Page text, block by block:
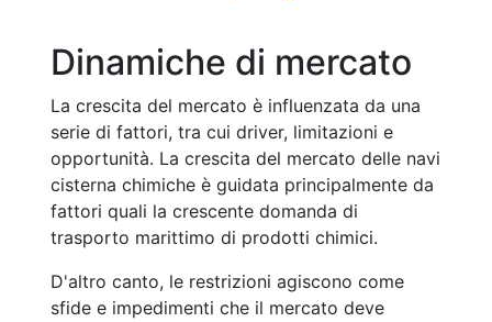
Dinamiche di mercato
La crescita del mercato è influenzata da una
serie di fattori, tra cui driver, limitazioni e
opportunità. La crescita del mercato delle navi
cisterna chimiche è guidata principalmente da
fattori quali la crescente domanda di
trasporto marittimo di prodotti chimici.
D'altro canto, le restrizioni agiscono come
sfide e impedimenti che il mercato deve